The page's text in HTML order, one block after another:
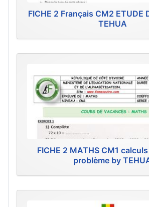
FICHE 2 Français CM2 ETUDE
TEHUA
FICHE 2 MATHS CM1
problème by